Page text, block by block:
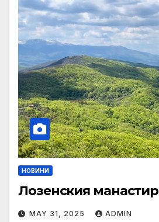
НОВИНИ
Лозенския манастир
MAY 31, 2025 ADMIN